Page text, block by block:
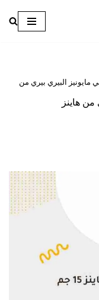
مايونيز البيري بيري من
من هاينز